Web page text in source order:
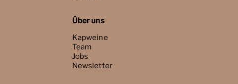
Über uns
Kapweine
Team
Jobs
Newsletter